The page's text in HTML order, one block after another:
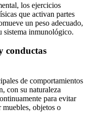
los ejercicios
que activan partes
un peso adecuado,
sistema inmunológico.
conductas
de comportamientos
con su naturaleza
para evitar
muebles, objetos o